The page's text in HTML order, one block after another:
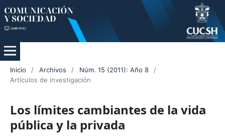
Inicio / Archivos / Núm. 15 (2011): Año 8
/
Artículos de investigación
Los límites cambiantes de la vida
pública y la privada